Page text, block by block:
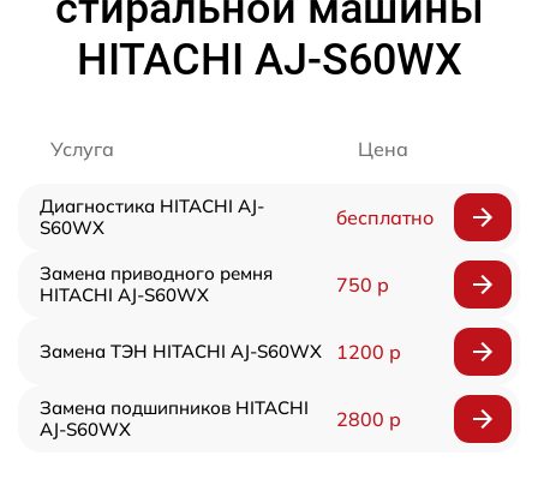
HITACHI AJ-S60WX
Услуга Цена
Диагностика HITACHI AJ-
S60WX
бесплатно
Замена приводного ремня
HITACHI AJ-S60WX
750 р
Замена ТЭН HITACHI AJ-S60WX 1200 р
Замена подшипников HITACHI
AJ-S60WX
2800 р